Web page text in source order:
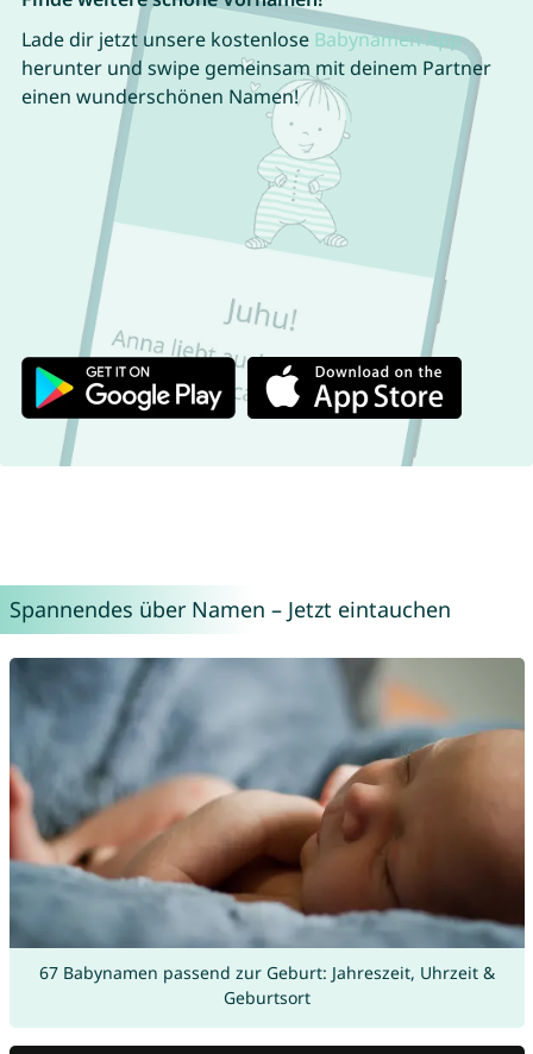
Lade dir jetzt unsere kostenlose Babynamen App
herunter und swipe gemeinsam mit deinem Partner
einen wunderschönen Namen!
Spannendes über Namen – Jetzt eintauchen
67 Babynamen passend zur Geburt: Jahreszeit, Uhrzeit &
Geburtsort